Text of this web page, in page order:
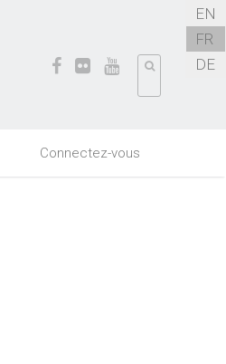
EN
FR
DE
Connectez-vous